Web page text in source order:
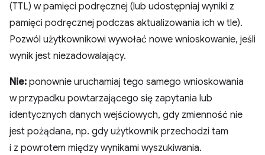
(TTL) w pamięci podręcznej (lub udostępniaj wyniki z
pamięci podręcznej podczas aktualizowania ich w tle).
Pozwól użytkownikowi wywołać nowe wnioskowanie, jeśli
wynik jest niezadowalający.
Nie: ponownie uruchamiaj tego samego wnioskowania
w przypadku powtarzającego się zapytania lub
identycznych danych wejściowych, gdy zmienność nie
jest pożądana, np. gdy użytkownik przechodzi tam
i z powrotem między wynikami wyszukiwania.